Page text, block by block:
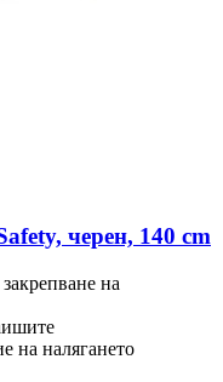
черен, 140 cm
на
на налягането